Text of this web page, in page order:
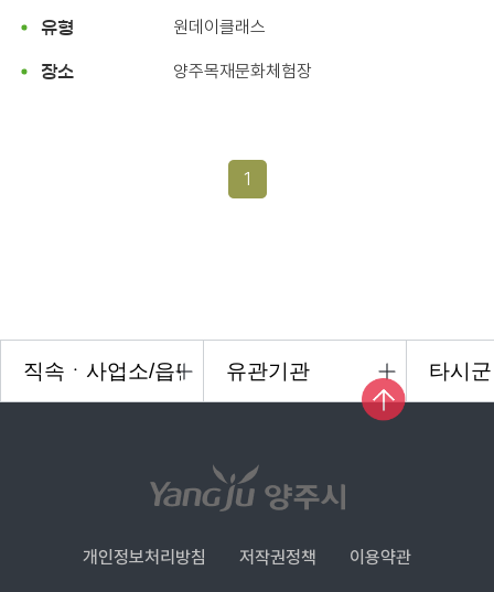
유형 원데이클래스
장소 양주목재문화체험장
1
개인정보처리방침 저작권정책 이용약관